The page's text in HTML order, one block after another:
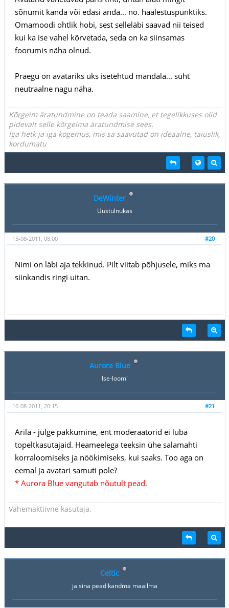
sõnumit kanda või edasi anda... nö. häälestuspunktiks.
Omamoodi ohtlik hobi, sest selleläbi saavad nii teised
kui ka ise vahel kõrvetada, seda on ka siinsamas
foorumis näha olnud.
Praegu on avatariks üks isetehtud mandala... suht
neutraalne nagu näha.
Kõrgeim äratundmine on teada saamine, et tegelikkuses olid
pidevalt selle kõrgeima äratundmise sees.
Iga hetk ja iga kogemus, mis sa saavutad on ideaalne, täiuslik,
kordumatu
DeWinter
Uustulnukas
#20
15-08-2011, 08:00
Nimi on läbi aja tekkinud. Pilt viitab põhjusele, miks ma
siinkandis ringi uitan.
Aurora Blue
Ise-loom'
#21
16-08-2011, 20:15
Arila - julge pakkumine, ent moderaatorid ei luba
topeltkasutajaid. Heameelega teeksin ühe salamahti
korraloomiseks ja nöökimiseks, kui saaks. Too aga on
eemal ja avatari samuti pole?
* Aurora Blue vangutab nõutult pead.
Vähemaktiivne kasutaja.
Celtic
ja sina pead kandma maailma